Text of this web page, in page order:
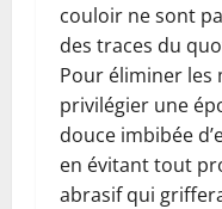
couloir ne sont
des traces du
Pour éliminer les
privilégier une
douce imbibée
en évitant tout
abrasif qui